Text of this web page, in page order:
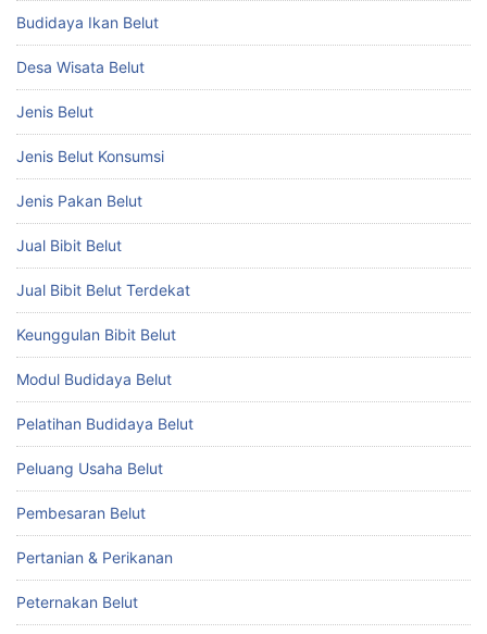
Budidaya Ikan Belut
Desa Wisata Belut
Jenis Belut
Jenis Belut Konsumsi
Jenis Pakan Belut
Jual Bibit Belut
Jual Bibit Belut Terdekat
Keunggulan Bibit Belut
Modul Budidaya Belut
Pelatihan Budidaya Belut
Peluang Usaha Belut
Pembesaran Belut
Pertanian & Perikanan
Peternakan Belut